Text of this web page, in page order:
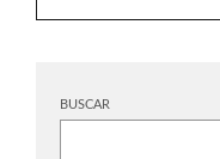
BUSCAR